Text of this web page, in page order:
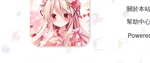
關於本站
幫助中心